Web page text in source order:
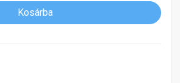
Kosárba